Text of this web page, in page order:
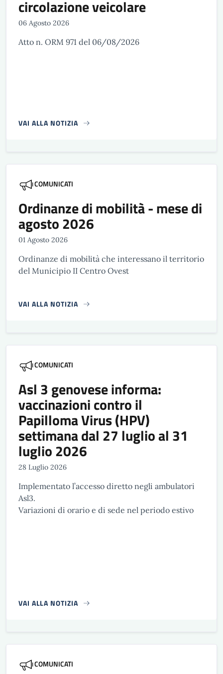
circolazione veicolare
06 Agosto 2026
Atto n. ORM 971 del 06/08/2026
VAI ALLA NOTIZIA
COMUNICATI
Ordinanze di mobilità - mese di
agosto 2026
01 Agosto 2026
Ordinanze di mobilità che interessano il territorio
del Municipio II Centro Ovest
VAI ALLA NOTIZIA
COMUNICATI
Asl 3 genovese informa:
vaccinazioni contro il
Papilloma Virus (HPV)
settimana dal 27 luglio al 31
luglio 2026
28 Luglio 2026
Implementato l’accesso diretto negli ambulatori
Asl3.
Variazioni di orario e di sede nel periodo estivo
VAI ALLA NOTIZIA
COMUNICATI